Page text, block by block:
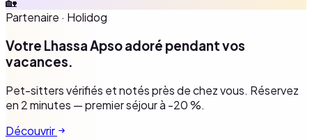
Partenaire · Holidog
Votre Lhassa Apso adoré pendant vos
vacances.
Pet-sitters vérifiés et notés près de chez vous. Réservez
en 2 minutes — premier séjour à -20 %.
Découvrir